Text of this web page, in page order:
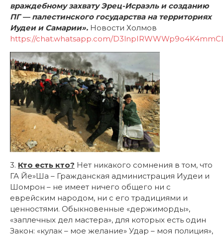
враждебному захвату Эрец-Исраэль и созданию
ПГ — палестинского государства на территориях
Иудеи и Самарии». Новости Холмов
https://chat.whatsapp.com/
3. Кто есть кто? Нет никакого сомнения в том, что
ГА Йе»Ша – Гражданская администрация Иудеи и
Шомрон – не имеет ничего общего ни с
еврейским народом, ни с его традициями и
ценностями. Обыкновенные «держиморды»,
«заплечных дел мастера», для которых есть один
Закон: «кулак – мое желание» Удар – моя полиция»,